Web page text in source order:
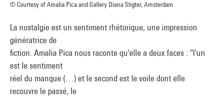
© Courtesy of Amalia Pica and Gallery Diana Stigter, Amsterdam
La nostalgie est un sentiment rhétorique, une impression
génératrice de
fiction. Amalia Pica nous raconte qu'elle a deux faces : "l'un
est le sentiment
réel du manque (…) et le second est le voile dont elle
recouvre le passé, le